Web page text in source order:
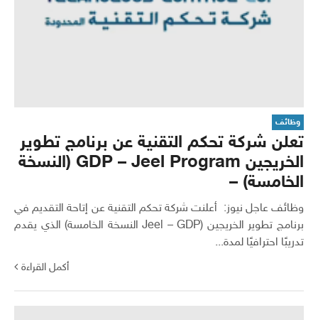
وظائف
تعلن شركة تحكم التقنية عن برنامج تطوير
الخريجين GDP – Jeel Program (النسخة
الخامسة) –
وظائف عاجل نيوز: أعلنت شركة تحكم التقنية عن إتاحة التقديم في
برنامج تطوير الخريجين (Jeel – GDP النسخة الخامسة) الذي يقدم
تدريبًا احترافيًا لمدة...
أكمل القراءة